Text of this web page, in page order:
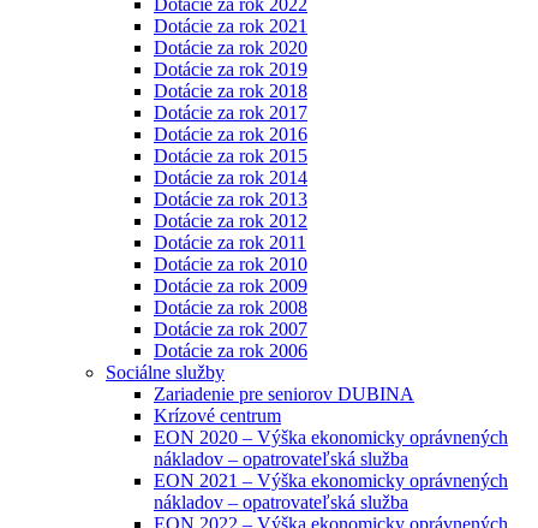
Dotácie za rok 2022
Dotácie za rok 2021
Dotácie za rok 2020
Dotácie za rok 2019
Dotácie za rok 2018
Dotácie za rok 2017
Dotácie za rok 2016
Dotácie za rok 2015
Dotácie za rok 2014
Dotácie za rok 2013
Dotácie za rok 2012
Dotácie za rok 2011
Dotácie za rok 2010
Dotácie za rok 2009
Dotácie za rok 2008
Dotácie za rok 2007
Dotácie za rok 2006
Sociálne služby
Zariadenie pre seniorov DUBINA
Krízové centrum
EON 2020 – Výška ekonomicky oprávnených
nákladov – opatrovateľská služba
EON 2021 – Výška ekonomicky oprávnených
nákladov – opatrovateľská služba